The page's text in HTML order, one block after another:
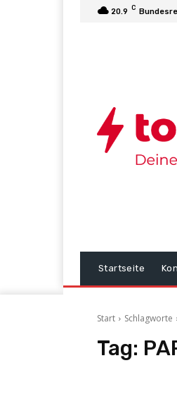
20.9 C
Startseite
Start Schlagworte
Tag: